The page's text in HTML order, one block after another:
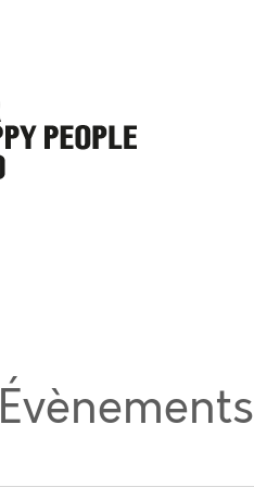
Évènements